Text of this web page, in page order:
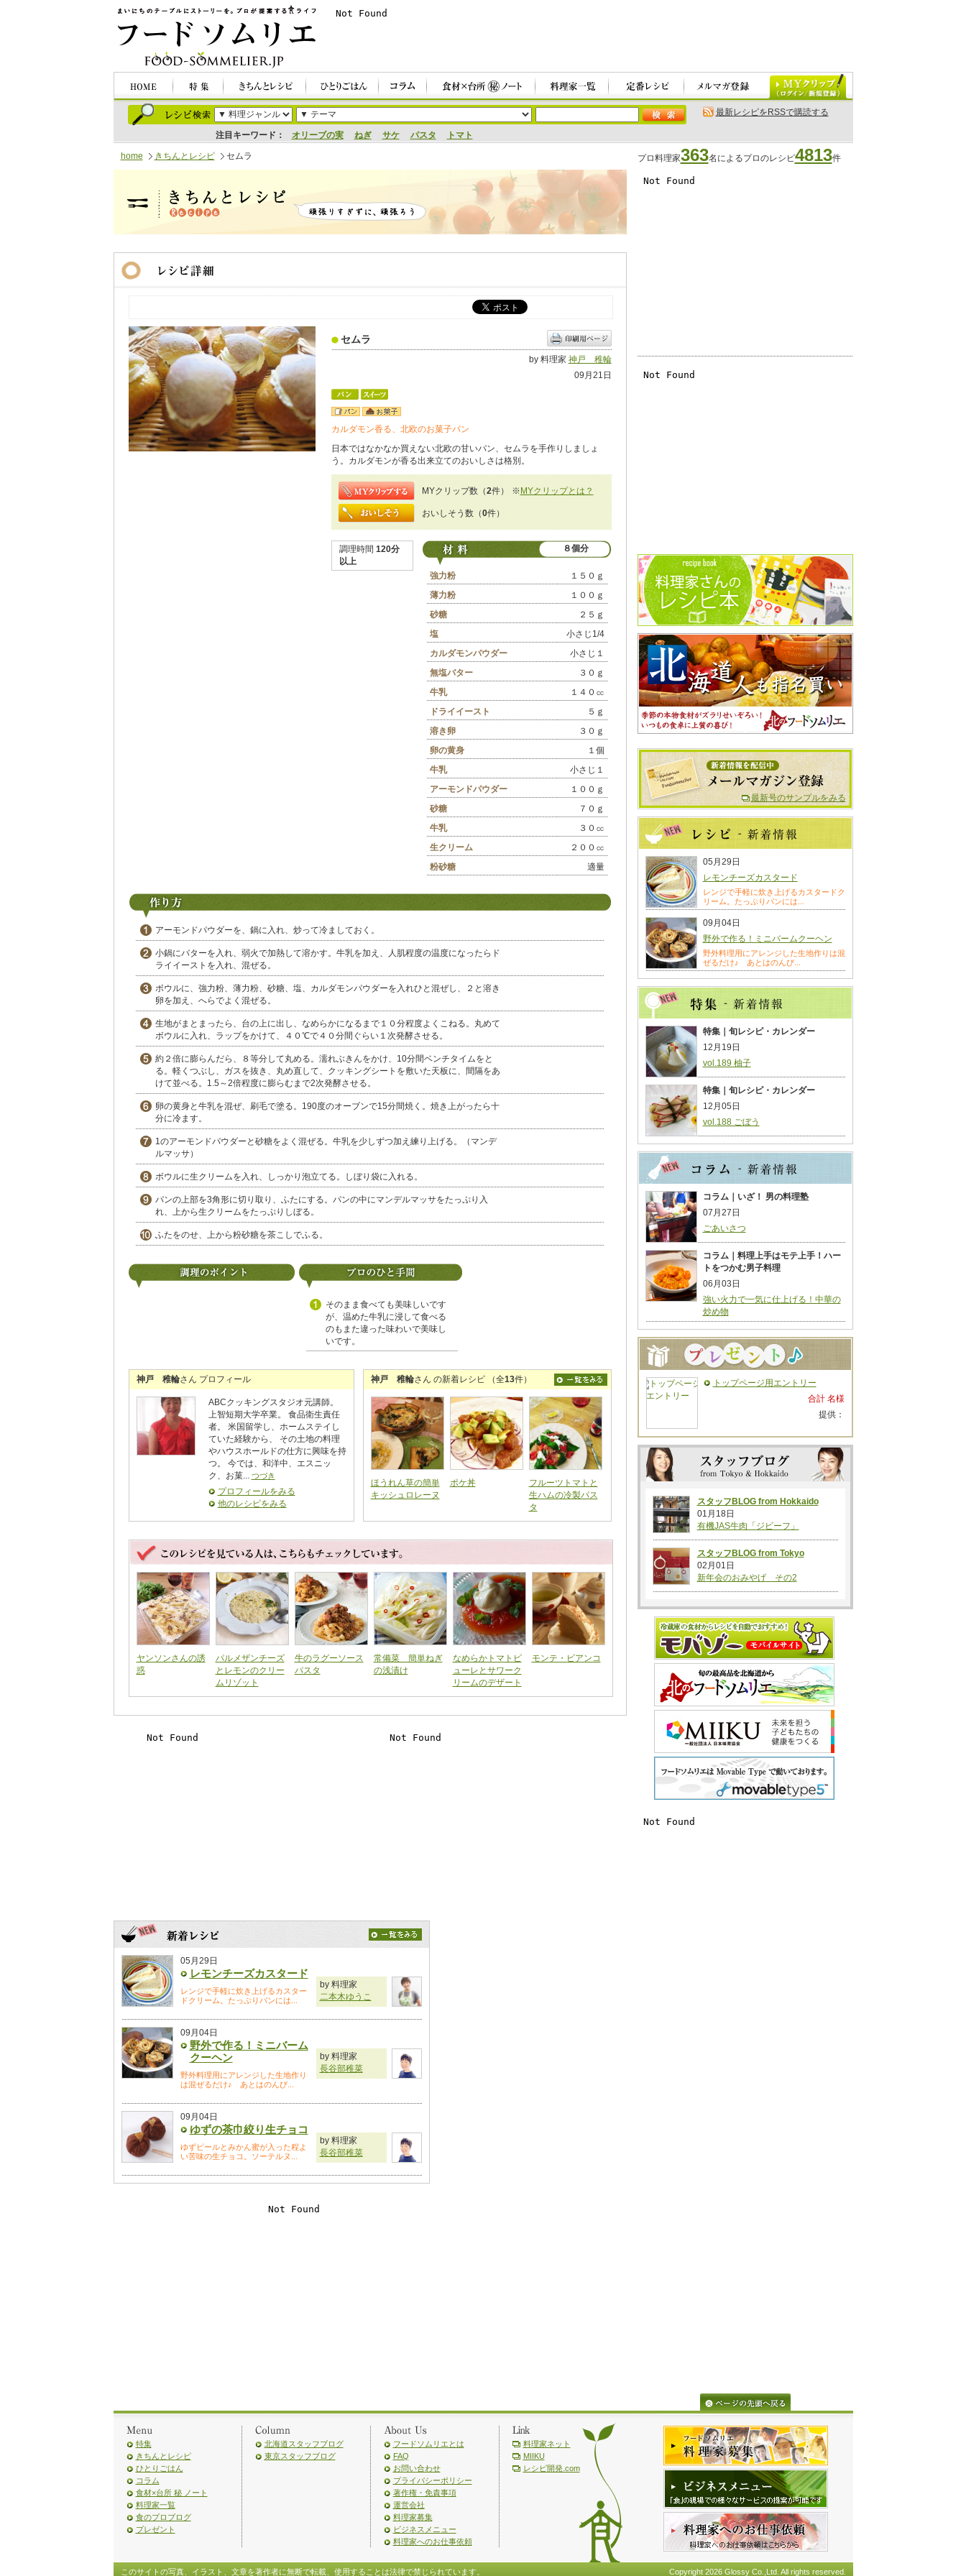
注目キーワード： オリーブの実 ねぎ サケ パスタ トマト
最新レシピをRSSで購読する
home きちんとレシピ セムラ プロ料理家363名によるプロのレシピ4813件
セムラ
by 料理家 神戸 稚輪
09月21日
カルダモン香る、北欧のお菓子パン
日本ではなかなか買えない北欧の甘いパン、セムラを手作りしましょ
う。カルダモンが香る出来立てのおいしさは格別。
MYクリップ数（2件） ※MYクリップとは？
おいしそう数（0件）
調理時間 120分
以上
８個分
強力粉
１５０ｇ
薄力粉
１００ｇ
砂糖
２５ｇ
塩
小さじ1/4
カルダモンパウダー
小さじ１
無塩バター
３０ｇ
牛乳
１４０㏄
ドライイースト
５ｇ
溶き卵
３０ｇ
卵の黄身
１個
牛乳
小さじ１
アーモンドパウダー
１００ｇ
砂糖
７０ｇ
牛乳
３０㏄
生クリーム
２００㏄
粉砂糖
適量
アーモンドパウダーを、鍋に入れ、炒って冷ましておく。
小鍋にバターを入れ、弱火で加熱して溶かす。牛乳を加え、人肌程度の温度になったらド
ライイーストを入れ、混ぜる。
ボウルに、強力粉、薄力粉、砂糖、塩、カルダモンパウダーを入れひと混ぜし、２と溶き
卵を加え、へらでよく混ぜる。
生地がまとまったら、台の上に出し、なめらかになるまで１０分程度よくこねる。丸めて
ボウルに入れ、ラップをかけて、４０℃で４０分間ぐらい１次発酵させる。
約２倍に膨らんだら、８等分して丸める。濡れぶきんをかけ、10分間ベンチタイムをと
る。軽くつぶし、ガスを抜き、丸め直して、クッキングシートを敷いた天板に、間隔をあ
けて並べる。1.5～2倍程度に膨らむまで2次発酵させる。
卵の黄身と牛乳を混ぜ、刷毛で塗る。190度のオーブンで15分間焼く。焼き上がったら十
分に冷ます。
1のアーモンドパウダーと砂糖をよく混ぜる。牛乳を少しずつ加え練り上げる。（マンデ
ルマッサ）
ボウルに生クリームを入れ、しっかり泡立てる。しぼり袋に入れる。
パンの上部を3角形に切り取り、ふたにする。パンの中にマンデルマッサをたっぷり入
れ、上から生クリームをたっぷりしぼる。
ふたをのせ、上から粉砂糖を茶こしでふる。
そのまま食べても美味しいです
が、温めた牛乳に浸して食べる
のもまた違った味わいで美味し
いです。
神戸 稚輪さん プロフィール
ABCクッキングスタジオ元講師。
上智短期大学卒業。 食品衛生責任
者。 米国留学し、ホームステイし
ていた経験から、 その土地の料理
やハウスホールドの仕方に興味を持
つ。 今では、和洋中、エスニッ
ク、お菓... つづき
プロフィールをみる
他のレシピをみる
神戸 稚輪さん の新着レシピ （全13件）
ほうれん草の簡単
キッシュロレーヌ
ポケ丼
フルーツトマトと
生ハムの冷製パス
タ
ヤンソンさんの誘
惑
パルメザンチーズ
とレモンのクリー
ムリゾット
牛のラグーソース
パスタ
常備菜 簡単ねぎ
の浅漬け
なめらかトマトピ
ューレとサワーク
リームのデザート
モンテ・ビアンコ
05月29日
レモンチーズカスタード
レンジで手軽に炊き上げるカスター
ドクリーム。たっぷりパンには...
by 料理家
二本木ゆうこ
09月04日
野外で作る！ミニバーム
クーヘン
野外料理用にアレンジした生地作り
は混ぜるだけ♪ あとはのんび...
by 料理家
長谷部稚菜
09月04日
ゆずの茶巾絞り生チョコ
ゆずピールとみかん蜜が入った程よ
い苦味の生チョコ。ソーテルヌ...
by 料理家
長谷部稚菜
最新号のサンプルをみる
05月29日
レモンチーズカスタード
レンジで手軽に炊き上げるカスタードク
リーム。たっぷりパンには...
09月04日
野外で作る！ミニバームクーヘン
野外料理用にアレンジした生地作りは混
ぜるだけ♪ あとはのんび...
特集｜旬レシピ・カレンダー
12月19日
vol.189 柚子
特集｜旬レシピ・カレンダー
12月05日
vol.188 ごぼう
コラム｜いざ！ 男の料理塾
07月27日
ごあいさつ
コラム｜料理上手はモテ上手！ハー
トをつかむ男子料理
06月03日
強い火力で一気に仕上げる！中華の
炒め物
トップページ用エントリー
合計 名様
提供：
スタッフBLOG from Hokkaido
01月18日
有機JAS牛肉「ジビーフ」
スタッフBLOG from Tokyo
02月01日
新年会のおみやげ その2
特集
きちんとレシピ
ひとりごはん
コラム
食材×台所 秘 ノート
料理家一覧
食のプロブログ
プレゼント
北海道スタッフブログ
東京スタッフブログ
フードソムリエとは
FAQ
お問い合わせ
プライバシーポリシー
著作権・免責事項
運営会社
料理家募集
ビジネスメニュー
料理家へのお仕事依頼
料理家ネット
MIIKU
レシピ開発.com
このサイトの写真、イラスト、文章を著作者に無断で転載、使用することは法律で禁じられています。 Copyright 2026 Glossy Co.,Ltd. All rights reserved.